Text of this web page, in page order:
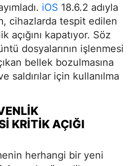
iOS 18.6.2 adıyla
cihazlarda tespit edilen
açığını kapatıyor. Söz
dosyalarının işlenmesi
bellek bozulmasına
saldırılar için kullanılma
KRITIK AÇIĞI
herhangi bir yeni